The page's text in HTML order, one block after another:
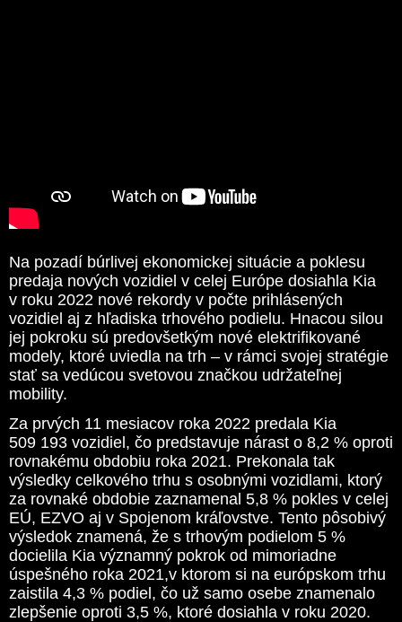
Na pozadí búrlivej ekonomickej situácie a poklesu
predaja nových vozidiel v celej Európe dosiahla Kia
v roku 2022 nové rekordy v počte prihlásených
vozidiel aj z hľadiska trhového podielu. Hnacou silou
jej pokroku sú predovšetkým nové elektrifikované
modely, ktoré uviedla na trh – v rámci svojej stratégie
stať sa vedúcou svetovou značkou udržateľnej
mobility.
Za prvých 11 mesiacov roka 2022 predala Kia
509 193 vozidiel, čo predstavuje nárast o 8,2 % oproti
rovnakému obdobiu roka 2021. Prekonala tak
výsledky celkového trhu s osobnými vozidlami, ktorý
za rovnaké obdobie zaznamenal 5,8 % pokles v celej
EÚ, EZVO aj v Spojenom kráľovstve. Tento pôsobivý
výsledok znamená, že s trhovým podielom 5 %
docielila Kia významný pokrok od mimoriadne
úspešného roka 2021,v ktorom si na európskom trhu
zaistila 4,3 % podiel, čo už samo osebe znamenalo
zlepšenie oproti 3,5 %, ktoré dosiahla v roku 2020.